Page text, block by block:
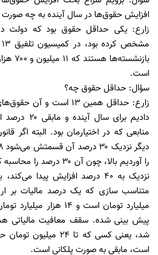
افزایش حقوق‌ها در سال آینده به چه
است.
سؤال: حداقل حقوق چه؟
دادیم برای
منابعی که در اختیارمان بود. البته اگر
را آوردیم بالا، چون آن
میلیارد تومان است و ۱۴
شد، یعنی کسی که تا ۲۴
است، مابقی به صورت پلکانی است.